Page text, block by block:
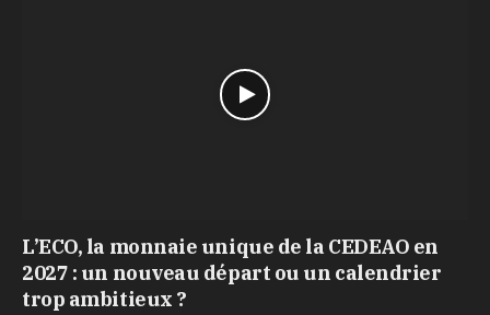
L’ECO, la monnaie unique de la CEDEAO en
2027 : un nouveau départ ou un calendrier
trop ambitieux ?